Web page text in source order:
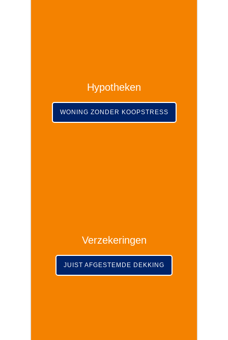
Hypotheken
WONING ZONDER KOOPSTRESS
Verzekeringen
JUIST AFGESTEMDE DEKKING